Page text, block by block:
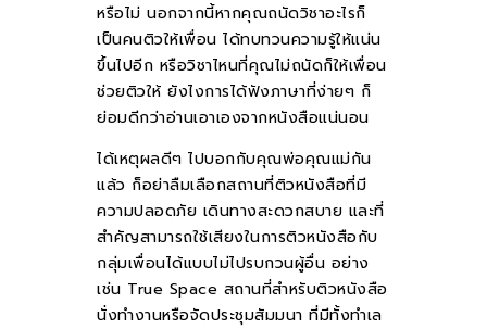
หรือไม่ นอกจากนี้หากคุณถนัดวิชาอะไรก็
เป็นคนติวให้เพื่อน ได้ทบทวนความรู้ให้แน่น
ขึ้นไปอีก หรือวิชาไหนที่คุณไม่ถนัดก็ให้เพื่อน
ช่วยติวให้ ยังไงการได้ฟังภาษาที่ง่ายๆ ก็
ย่อมดีกว่าอ่านเอาเองจากหนังสือแน่นอน
ได้เหตุผลดีๆ ไปบอกกับคุณพ่อคุณแม่กัน
แล้ว ก็อย่าลืมเลือกสถานที่ติวหนังสือที่มี
ความปลอดภัย เดินทางสะดวกสบาย และที่
สำคัญสามารถใช้เสียงในการติวหนังสือกับ
กลุ่มเพื่อนได้แบบไม่ไปรบกวนผู้อื่น อย่าง
เช่น True Space สถานที่สำหรับติวหนังสือ
นั่งทำงานหรือจัดประชุมสัมมนา ที่มีทั้งทำเล